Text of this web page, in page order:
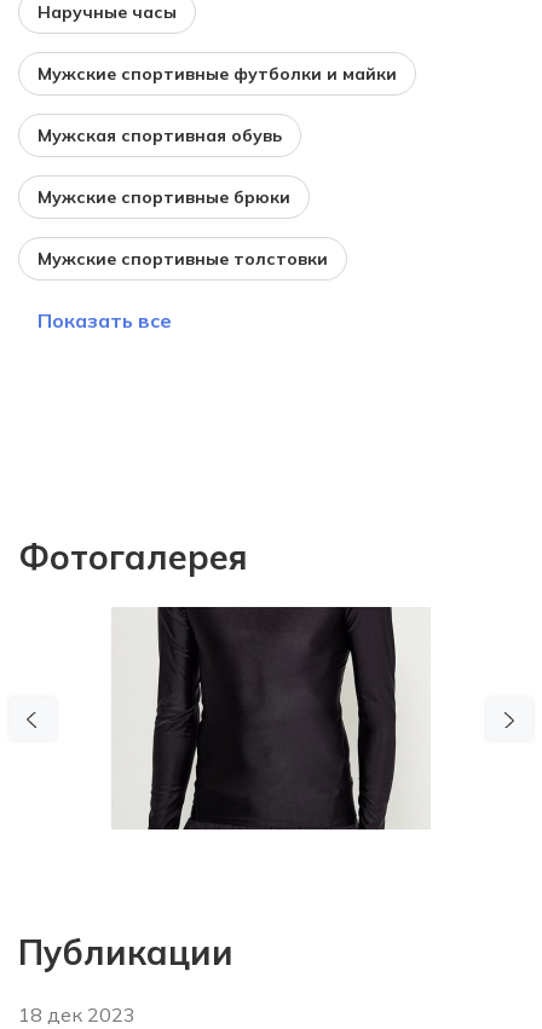
Наручные часы
Мужские спортивные футболки и майки
Мужская спортивная обувь
Мужские спортивные брюки
Мужские спортивные толстовки
Показать все
Фотогалерея
Публикации
18 дек 2023